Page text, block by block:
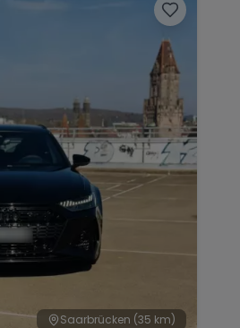
Saarbrücken (35 km)